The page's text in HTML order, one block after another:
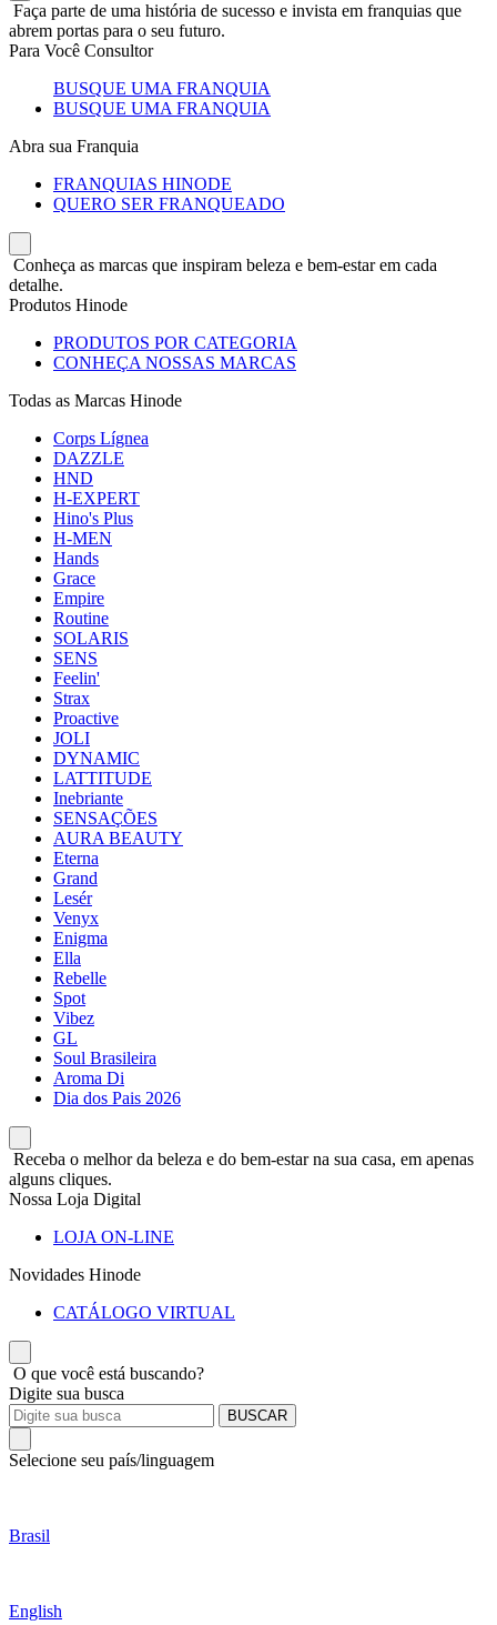
Faça parte de uma história de sucesso e invista em franquias que
abrem portas para o seu futuro.
Para Você Consultor
BUSQUE UMA FRANQUIA
BUSQUE UMA FRANQUIA
Abra sua Franquia
FRANQUIAS HINODE
QUERO SER FRANQUEADO
Conheça as marcas que inspiram beleza e bem-estar em cada
detalhe.
Produtos Hinode
PRODUTOS POR CATEGORIA
CONHEÇA NOSSAS MARCAS
Todas as Marcas Hinode
Corps Lígnea
DAZZLE
HND
H-EXPERT
Hino's Plus
H-MEN
Hands
Grace
Empire
Routine
SOLARIS
SENS
Feelin'
Strax
Proactive
JOLI
DYNAMIC
LATTITUDE
Inebriante
SENSAÇÕES
AURA BEAUTY
Eterna
Grand
Lesér
Venyx
Enigma
Ella
Rebelle
Spot
Vibez
GL
Soul Brasileira
Aroma Di
Dia dos Pais 2026
Receba o melhor da beleza e do bem-estar na sua casa, em apenas
alguns cliques.
Nossa Loja Digital
LOJA ON-LINE
Novidades Hinode
CATÁLOGO VIRTUAL
O que você está buscando?
Digite sua busca
BUSCAR
Selecione seu país/linguagem
Brasil
English